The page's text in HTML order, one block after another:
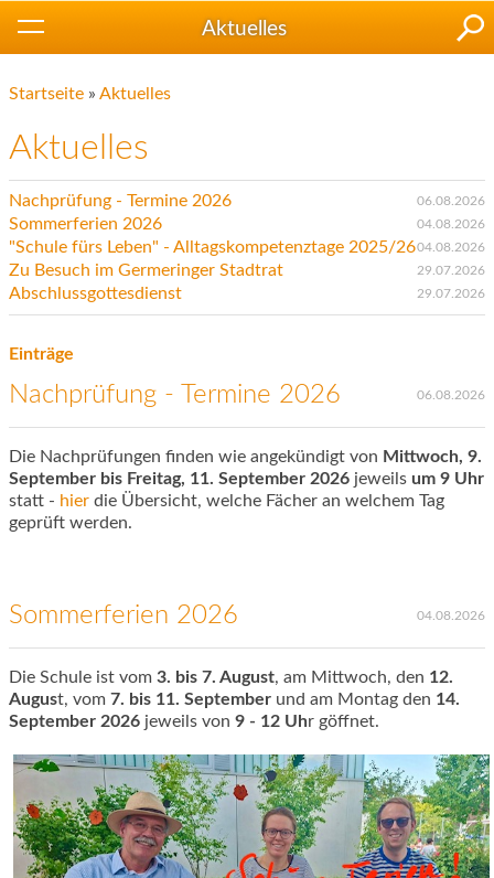
Aktuelles
Startseite » Aktuelles
Aktuelles
Nachprüfung - Termine 2026 06.08.2026
Sommerferien 2026 04.08.2026
"Schule fürs Leben" - Alltagskompetenztage 2025/2604.08.2026
Zu Besuch im Germeringer Stadtrat 29.07.2026
Abschlussgottesdienst 29.07.2026
Einträge
06.08.2026
Nachprüfung - Termine 2026
Die Nachprüfungen finden wie angekündigt von Mittwoch, 9.
September bis Freitag, 11. September 2026 jeweils um 9 Uhr
statt - hier die Übersicht, welche Fächer an welchem Tag
geprüft werden.
04.08.2026
Sommerferien 2026
Die Schule ist vom 3. bis 7. August, am Mittwoch, den 12.
August, vom 7. bis 11. September und am Montag den 14.
September 2026 jeweils von 9 - 12 Uhr göffnet.